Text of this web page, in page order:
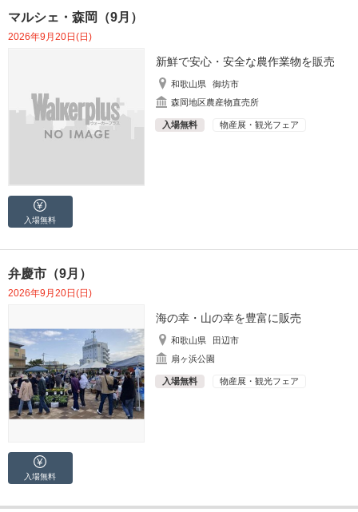
マルシェ・森岡（9月）
2026年9月20日(日)
新鮮で安心・安全な農作業物を販売
和歌山県
御坊市
森岡地区農産物直売所
入場無料 物産展・観光フェア
入場無料
弁慶市（9月）
2026年9月20日(日)
海の幸・山の幸を豊富に販売
和歌山県
田辺市
扇ヶ浜公園
入場無料 物産展・観光フェア
入場無料